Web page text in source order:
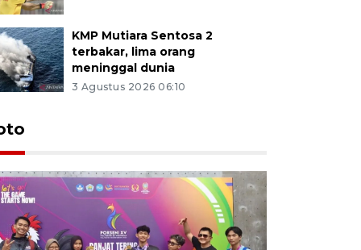
KMP Mutiara Sentosa 2
terbakar, lima orang
meninggal dunia
3 Agustus 2026 06:10